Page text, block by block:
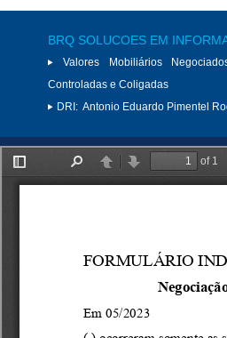
BRQ SOLUCOES EM
Valores Mobiliários
Controladas e Coligadas
DRI: Antonio Eduardo Pimentel